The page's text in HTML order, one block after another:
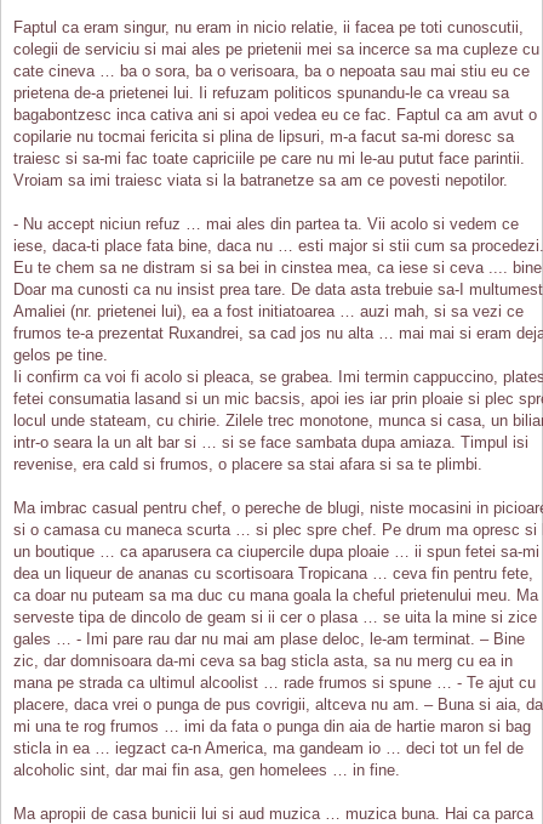
Faptul ca eram singur, nu eram in nicio relatie, ii facea pe toti cunoscutii,
colegii de serviciu si mai ales pe prietenii mei sa incerce sa ma cupleze cu
cate cineva … ba o sora, ba o verisoara, ba o nepoata sau mai stiu eu ce
prietena de-a prietenei lui. Ii refuzam politicos spunandu-le ca vreau sa
bagabontzesc inca cativa ani si apoi vedea eu ce fac. Faptul ca am avut o
copilarie nu tocmai fericita si plina de lipsuri, m-a facut sa-mi doresc sa
traiesc si sa-mi fac toate capriciile pe care nu mi le-au putut face parintii.
Vroiam sa imi traiesc viata si la batranetze sa am ce povesti nepotilor.
- Nu accept niciun refuz … mai ales din partea ta. Vii acolo si vedem ce
iese, daca-ti place fata bine, daca nu … esti major si stii cum sa procedezi.
Eu te chem sa ne distram si sa bei in cinstea mea, ca iese si ceva ....
Doar ma cunosti ca nu insist prea tare. De data asta trebuie sa-I
Amaliei (nr. prietenei lui), ea a fost initiatoarea … auzi mah, si sa vezi ce
frumos te-a prezentat Ruxandrei, sa cad jos nu alta … mai mai si eram
gelos pe tine.
Ii confirm ca voi fi acolo si pleaca, se grabea. Imi termin cappuccino,
fetei consumatia lasand si un mic bacsis, apoi ies iar prin ploaie si plec
locul unde stateam, cu chirie. Zilele trec monotone, munca si casa, un
intr-o seara la un alt bar si … si se face sambata dupa amiaza. Timpul isi
revenise, era cald si frumos, o placere sa stai afara si sa te plimbi.
Ma imbrac casual pentru chef, o pereche de blugi, niste mocasini in
si o camasa cu maneca scurta … si plec spre chef. Pe drum ma opresc si
un boutique … ca aparusera ca ciupercile dupa ploaie … ii spun fetei sa-mi
dea un liqueur de ananas cu scortisoara Tropicana … ceva fin pentru fete,
ca doar nu puteam sa ma duc cu mana goala la cheful prietenului meu. Ma
serveste tipa de dincolo de geam si ii cer o plasa … se uita la mine si zice
gales … - Imi pare rau dar nu mai am plase deloc, le-am terminat. – Bine
zic, dar domnisoara da-mi ceva sa bag sticla asta, sa nu merg cu ea in
mana pe strada ca ultimul alcoolist … rade frumos si spune … - Te ajut cu
placere, daca vrei o punga de pus covrigii, altceva nu am. – Buna si aia,
mi una te rog frumos … imi da fata o punga din aia de hartie maron si bag
sticla in ea … iegzact ca-n America, ma gandeam io … deci tot un fel de
alcoholic sint, dar mai fin asa, gen homelees … in fine.
Ma apropii de casa bunicii lui si aud muzica … muzica buna. Hai ca parca